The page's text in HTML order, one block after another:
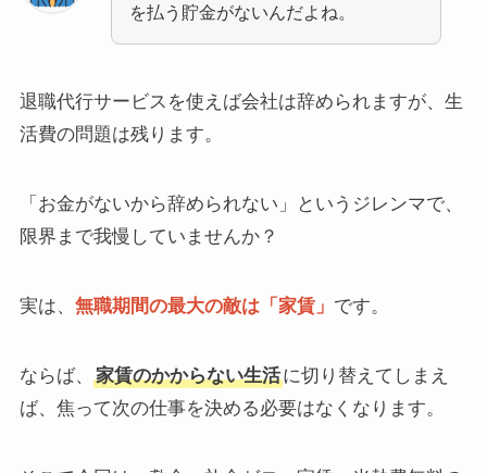
を払う貯金がないんだよね。
退職代行サービスを使えば会社は辞められますが、生
活費の問題は残ります。
「お金がないから辞められない」というジレンマで、
限界まで我慢していませんか？
実は、 無職期間の最大の敵は「家賃」 です。
ならば、 家賃のかからない生活に切り替えてしまえ
ば、焦って次の仕事を決める必要はなくなります。